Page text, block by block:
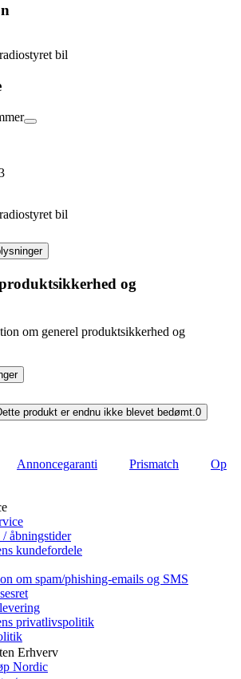
bil
bil
og
om generel produktsikkerhed og
produkt er endnu ikke blevet bedømt.0
Annoncegaranti Prismatch
Op
/ åbningstider
kundefordele
om spam/phishing-emails og SMS
privatlivspolitik
Erhverv
Nordic